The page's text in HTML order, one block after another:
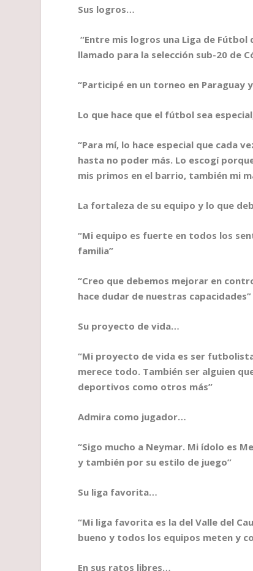
Sus logros…
“Entre mis logros una Liga de Fútbol
llamado para la selección sub-20 de
“Participé en un torneo en Paraguay
Lo que hace que el fútbol sea
“Para mí, lo hace especial que cada
hasta no poder más. Lo escogí
mis primos en el barrio, también mi
La fortaleza de su equipo y lo que
“Mi equipo es fuerte en todos los
familia”
“Creo que debemos mejorar en
hace dudar de nuestras capacidades”
Su proyecto de vida…
“Mi proyecto de vida es ser
merece todo. También ser alguien
deportivos como otros más”
Admira como jugador…
“Sigo mucho a Neymar. Mi ídolo es
y también por su estilo de juego”
Su liga favorita…
“Mi liga favorita es la del Valle del
bueno y todos los equipos meten y
En sus ratos libres…